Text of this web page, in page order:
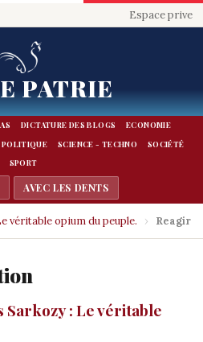
Espace prive
PATRIE
DICTATURE DES BLOGS
ECONOMIE
POLITIQUE SCIENCE - TECHNO
SOCIÉTÉ
SPORT
véritable opium du peuple. › Reagir
Sarkozy : Le véritable